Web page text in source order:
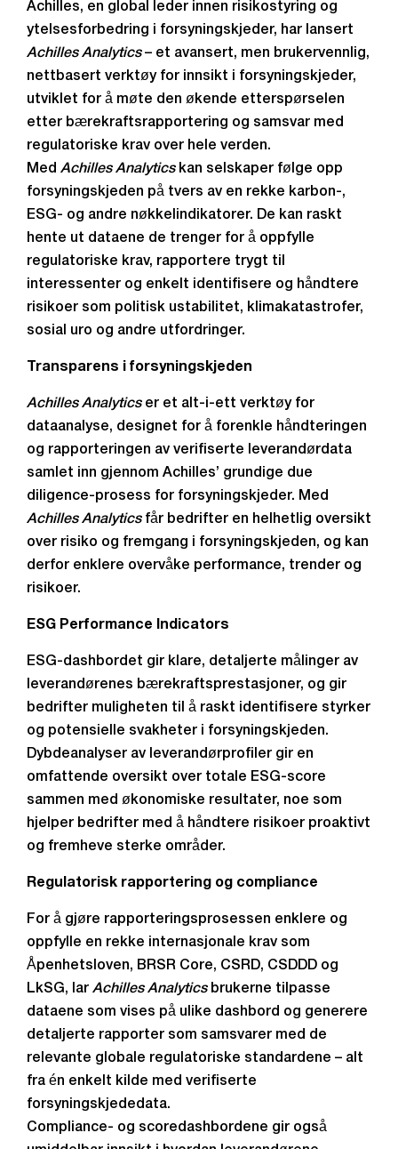
Achilles, en global leder innen risikostyring og
ytelsesforbedring i forsyningskjeder, har lansert
Achilles Analytics– et avansert, men brukervennlig,
nettbasert verktøy for innsikt i forsyningskjeder,
utviklet for å møte den økende etterspørselen
etter bærekraftsrapportering og samsvar med
regulatoriske krav over hele verden.
Med Achilles Analyticskan selskaper følge opp
forsyningskjeden på tvers av en rekke karbon-,
ESG- og andre nøkkelindikatorer. De kan raskt
hente ut dataene de trenger for å oppfylle
regulatoriske krav, rapportere trygt til
interessenter og enkelt identifisere og håndtere
risikoer som politisk ustabilitet, klimakatastrofer,
sosial uro og andre utfordringer.
Transparens i forsyningskjeden
Achilles Analyticser et alt-i-ett verktøy for
dataanalyse, designet for å forenkle håndteringen
og rapporteringen av verifiserte leverandørdata
samlet inn gjennom Achilles’ grundige due
diligence-prosess for forsyningskjeder. Med
Achilles Analyticsfår bedrifter en helhetlig oversikt
over risiko og fremgang i forsyningskjeden, og kan
derfor enklere overvåke performance, trender og
risikoer.
ESG Performance Indicators
ESG-dashbordet gir klare, detaljerte målinger av
leverandørenes bærekraftsprestasjoner, og gir
bedrifter muligheten til å raskt identifisere styrker
og potensielle svakheter i forsyningskjeden.
Dybdeanalyser av leverandørprofiler gir en
omfattende oversikt over totale ESG-score
sammen med økonomiske resultater, noe som
hjelper bedrifter med å håndtere risikoer proaktivt
og fremheve sterke områder.
Regulatorisk rapportering og compliance
For å gjøre rapporteringsprosessen enklere og
oppfylle en rekke internasjonale krav som
Åpenhetsloven, BRSR Core, CSRD, CSDDD og
LkSG, lar Achilles Analyticsbrukerne tilpasse
dataene som vises på ulike dashbord og generere
detaljerte rapporter som samsvarer med de
relevante globale regulatoriske standardene – alt
fra én enkelt kilde med verifiserte
forsyningskjededata.
Compliance- og scoredashbordene gir også